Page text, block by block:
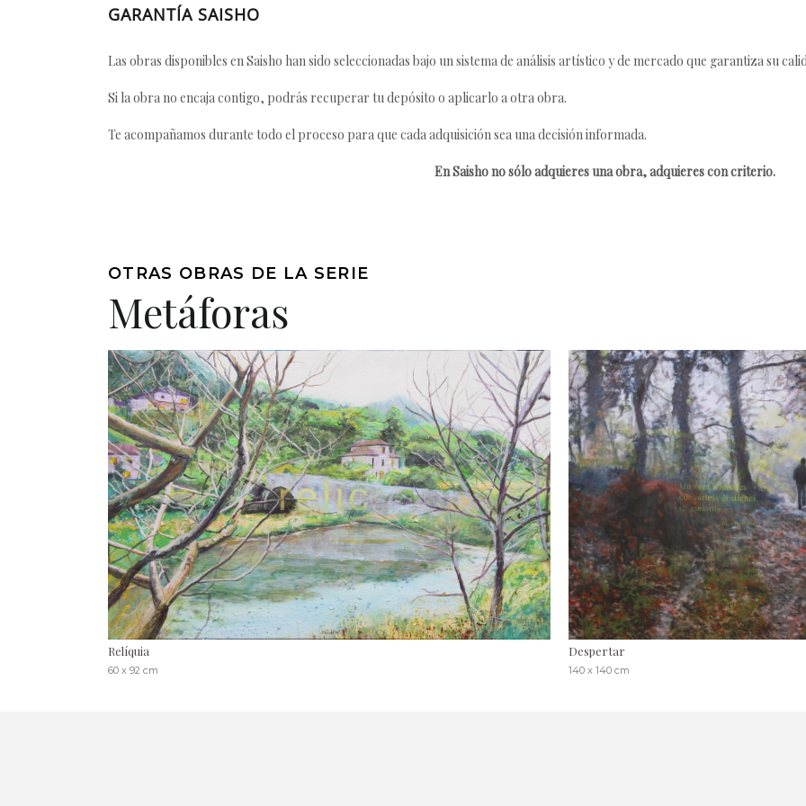
GARANTÍA SAISHO
Las obras disponibles en Saisho han sido seleccionadas bajo un sistema de análisis artístico y de mercado que garantiza su
Si la obra no encaja contigo, podrás recuperar tu depósito o aplicarlo a otra obra.
Te acompañamos durante todo el proceso para que cada adquisición sea una decisión informada.
En Saisho no sólo adquieres una obra, adquieres con criterio.
OTRAS OBRAS DE LA SERIE
Metáforas
Relíquia
60 x 92 cm
Despertar
140 x 140 cm